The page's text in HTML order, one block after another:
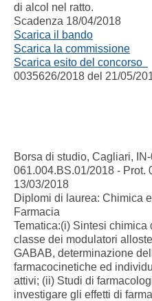
di alcol nel ratto.
Scadenza 18/04/2018
Scarica il bando
Scarica la commissione
Scarica esito del concorso
0035626/2018 del 21/05/
Borsa di studio, Cagliari,
061.004.BS.01/2018 - Prot.
13/03/2018
Diplomi di laurea: Chimica
Farmacia
Tematica:(i) Sintesi
classe dei modulatori
GABAB, determinazione
farmacocinetiche ed
attivi; (ii) Studi di
investigare gli effetti di